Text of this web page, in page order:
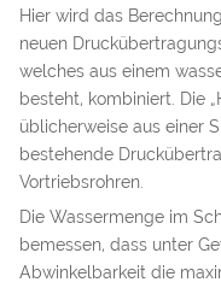
Hier wird das
neuen
welches aus einem
besteht, kombiniert. Die
üblicherweise aus einer
bestehende
Vortriebsrohren.
Die Wassermenge im
bemessen, dass unter
Abwinkelbarkeit die